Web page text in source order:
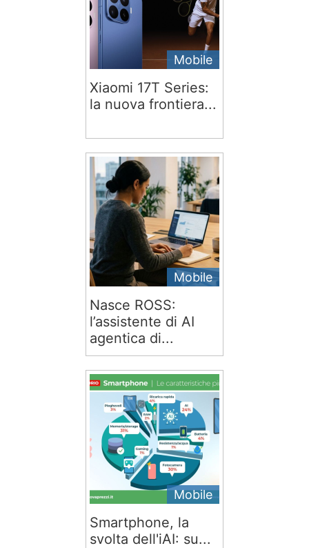
Mobile
Xiaomi 17T Series:
la nuova frontiera...
Mobile
Nasce ROSS:
l’assistente di AI
agentica di...
Mobile
Smartphone, la
svolta dell'iAI: su...